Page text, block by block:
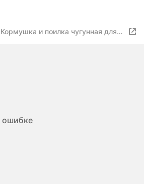
и поилка чугунная для
ошибке